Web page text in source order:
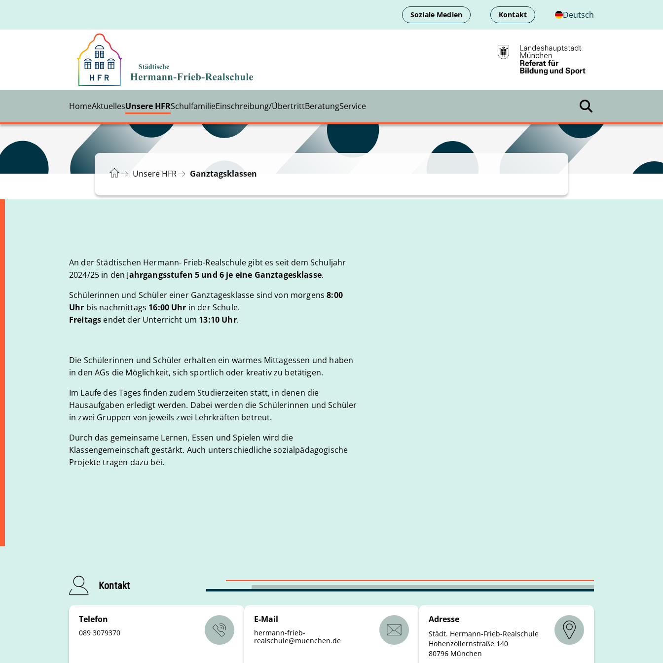
Soziale Medien Kontakt Deutsch
HomeAktuellesUnsere HFRSchulfamilieEinschreibung/ÜbertrittBeratungService
Unsere HFR Ganztagsklassen
An der Städtischen Hermann- Frieb-Realschule gibt es seit dem Schuljahr
2024/25 in den Jahrgangsstufen 5 und 6 je eine Ganztagesklasse.
Schülerinnen und Schüler einer Ganztagesklasse sind von morgens8:00
Uhr bis nachmittags 16:00 Uhr in der Schule.
Freitags endet der Unterricht um 13:10 Uhr.
Die Schülerinnen und Schüler erhalten ein warmes Mittagessen und haben
in den AGs die Möglichkeit, sich sportlich oder kreativ zu betätigen.
Im Laufe des Tages finden zudem Studierzeiten statt, in denen die
Hausaufgaben erledigt werden. Dabei werden die Schülerinnen und Schüler
in zwei Gruppen von jeweils zwei Lehrkräften betreut.
Durch das gemeinsame Lernen, Essen und Spielen wird die
Klassengemeinschaft gestärkt. Auch unterschiedliche sozialpädagogische
Projekte tragen dazu bei.
Kontakt
Telefon
089 3079370
E-Mail
hermann-frieb-
realschule@muenchen.de
Adresse
Städt. Hermann-Frieb-Realschule
Hohenzollernstraße 140
80796 München